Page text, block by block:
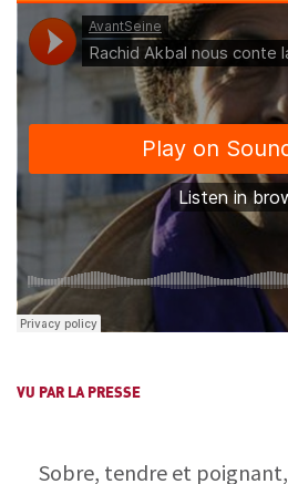
VU PAR LA PRESSE
Sobre, tendre et